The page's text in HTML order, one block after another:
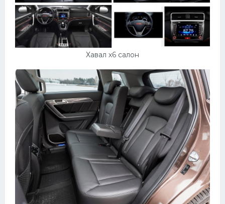
Хавал х6 салон